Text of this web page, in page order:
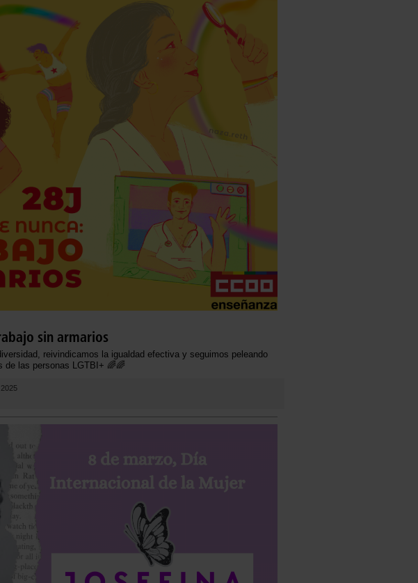
sin armarios
reivindicamos la igualdad efectiva y seguimos peleando
de las personas LGTBI+ 🌈🌈